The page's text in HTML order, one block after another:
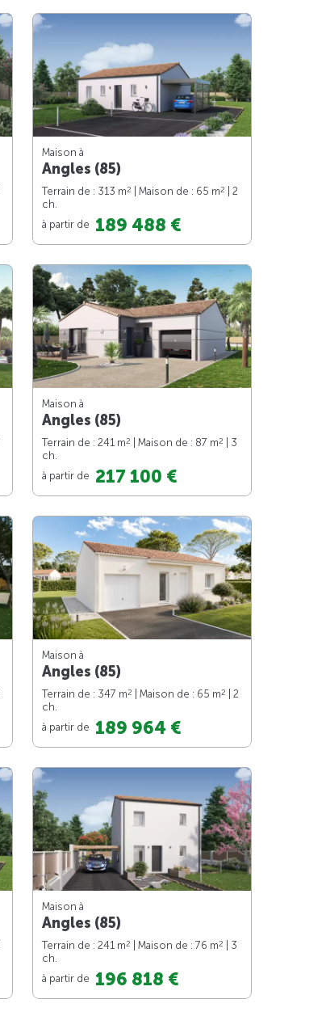
Maison à
Angles (85)
Terrain de : 313 m2 | Maison de : 65 m2
| 2
ch.
à partir de 189 488 €
Maison à
Angles (85)
Terrain de : 241 m2 | Maison de : 87 m2
| 3
ch.
à partir de 217 100 €
Maison à
Angles (85)
Terrain de : 347 m2 | Maison de : 65 m2
| 2
ch.
à partir de 189 964 €
Maison à
Angles (85)
Terrain de : 241 m2 | Maison de : 76 m2
| 3
ch.
à partir de 196 818 €